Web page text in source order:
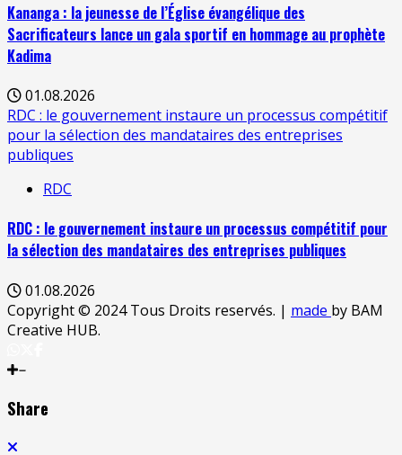
Kananga : la jeunesse de l’Église évangélique des
Sacrificateurs lance un gala sportif en hommage au prophète
Kadima
01.08.2026
RDC : le gouvernement instaure un processus compétitif
pour la sélection des mandataires des entreprises
publiques
RDC
RDC : le gouvernement instaure un processus compétitif pour
la sélection des mandataires des entreprises publiques
01.08.2026
Copyright © 2024 Tous Droits reservés. | made by BAM
Creative HUB.
Share